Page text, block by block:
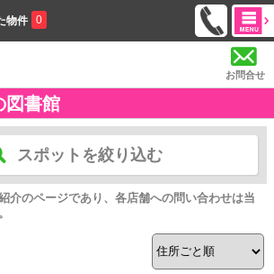
物件 0
お問合せ
図書館
スポットを絞り込む
介のページであり、各店舗への問い合わせは当